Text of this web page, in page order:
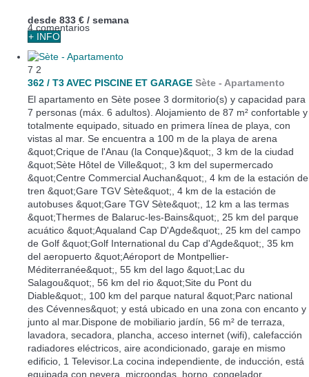
4 comentarios
desde 833 € / semana
+ INFO
7 2
362 / T3 AVEC PISCINE ET GARAGE Sète - Apartamento
El apartamento en Sète posee 3 dormitorio(s) y capacidad para
7 personas (máx. 6 adultos). Alojamiento de 87 m² confortable y
totalmente equipado, situado en primera línea de playa, con
vistas al mar. Se encuentra a 100 m de la playa de arena
&quot;Crique de l'Anau (la Conque)&quot;, 3 km de la ciudad
&quot;Sète Hôtel de Ville&quot;, 3 km del supermercado
&quot;Centre Commercial Auchan&quot;, 4 km de la estación de
tren &quot;Gare TGV Sète&quot;, 4 km de la estación de
autobuses &quot;Gare TGV Sète&quot;, 12 km a las termas
&quot;Thermes de Balaruc-les-Bains&quot;, 25 km del parque
acuático &quot;Aqualand Cap D'Agde&quot;, 25 km del campo
de Golf &quot;Golf International du Cap d'Agde&quot;, 35 km
del aeropuerto &quot;Aéroport de Montpellier-
Méditerranée&quot;, 55 km del lago &quot;Lac du
Salagou&quot;, 56 km del rio &quot;Site du Pont du
Diable&quot;, 100 km del parque natural &quot;Parc national
des Cévennes&quot; y está ubicado en una zona con encanto y
junto al mar.Dispone de mobiliario jardín, 56 m² de terraza,
lavadora, secadora, plancha, acceso internet (wifi), calefacción
radiadores eléctricos, aire acondicionado, garaje en mismo
edificio, 1 Televisor.La cocina independiente, de inducción, está
equipada con nevera, microondas, horno, congelador,